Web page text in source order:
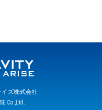
ズ株式会社
Co.,Ltd.